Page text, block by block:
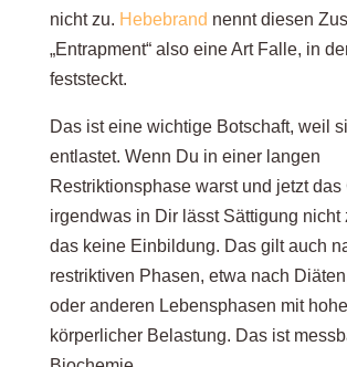
nicht zu. Hebebrand nennt diesen
„Entrapment“ also eine Art Falle, in
feststeckt.
Das ist eine wichtige Botschaft, weil
entlastet. Wenn Du in einer langen
Restriktionsphase warst und jetzt das
irgendwas in Dir lässt Sättigung nicht
das keine Einbildung. Das gilt auch
restriktiven Phasen, etwa nach
oder anderen Lebensphasen mit
körperlicher Belastung. Das ist